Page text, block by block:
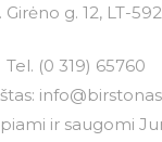
Girėno g. 12, LT-
Tel. (0 319) 65760
ir saugomi